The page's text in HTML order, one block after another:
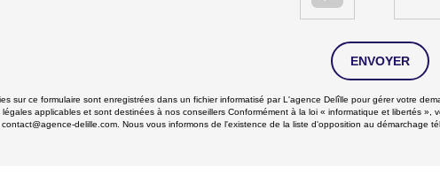
ENVOYER
sur ce formulaire sont enregistrées dans un fichier informatisé par L'agence Delîlle pour gérer votre
applicables et sont destinées à nos conseillers Conformément à la loi « informatique et libertés
delille.com. Nous vous informons de l'existence de la liste d'opposition au démarchage